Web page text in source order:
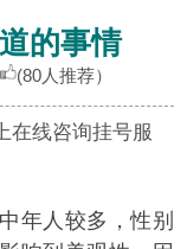
的事情
(80人推荐）
在线咨询挂号服
人较多，性别